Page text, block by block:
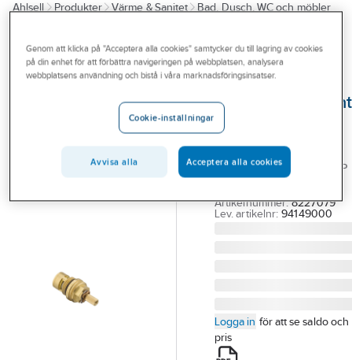
Kampanjer
Branscher
Ahlsell Produkter Värme & Sanitet
Bad, Dusch, WC och möbler
Reservdelar blandare
Reservdelar Hansgrohe blandare
Elastop,
Hansgrohe
HG 94149000 ELASTOP
Artikelnummer: 8227079
Lev. artikelnr: 94149000
Logga in för att se saldo och
pris
Genom att klicka på "Acceptera alla cookies" samtycker du till lagring av cookies
på din enhet för att förbättra navigeringen på webbplatsen, analysera
webbplatsens användning och bistå i våra marknadsföringsinsatser.
Cookie-inställningar
Avvisa alla Acceptera alla cookies